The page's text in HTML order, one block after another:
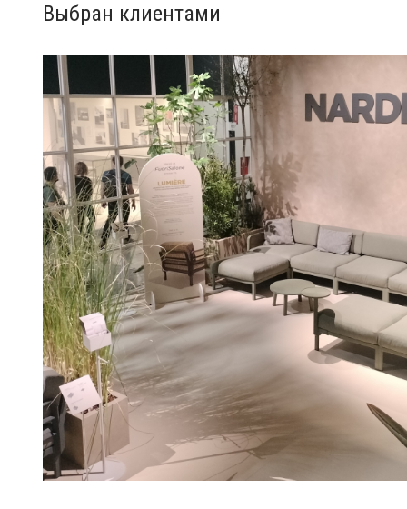
Выбран клиентами